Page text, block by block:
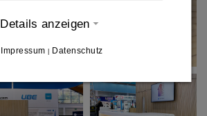
Details anzeigen
Impressum Datenschutz